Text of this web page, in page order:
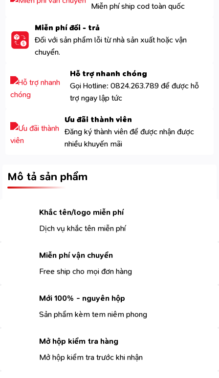
Miễn phí ship cod toàn quốc
Miễn phí đổi - trả
Đối với sản phẩm lỗi từ nhà sản xuất hoặc vận
chuyển.
Hỗ trợ nhanh chóng
Gọi Hotline: 0824.263.789 để được hỗ
trợ ngay lập tức
Ưu đãi thành viên
Đăng ký thành viên để được nhận được
nhiều khuyến mãi
Mô tả sản phẩm
Khắc tên/logo miễn phí
Dịch vụ khắc tên miễn phí
Miễn phí vận chuyển
Free ship cho mọi đơn hàng
Mới 100% - nguyên hộp
Sản phẩm kèm tem niêm phong
Mở hộp kiểm tra hàng
Mở hộp kiểm tra trước khi nhận